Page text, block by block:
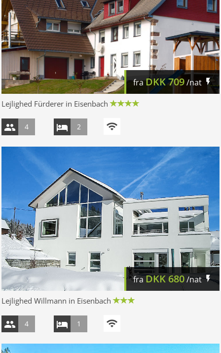
fraDKK709/nat
Lejlighed Fürderer in Eisenbach
4 2
fraDKK 680/nat
Lejlighed Willmann in Eisenbach
4 1